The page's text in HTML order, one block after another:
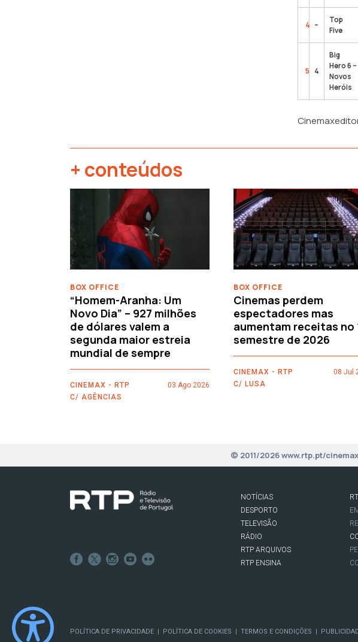
4 –
Top
Five
5 4
Big
Hero 6 –
Novos
Heróis
+ conteúdos
BOX OFFICE
“Homem-Aranha: Um
Novo Dia” – 927 milhões
de dólares valem a
segunda maior estreia
mundial de sempre
CINEMAX - RTP
C/ AGÊNCIAS
03 Ago 2026
BOX OFFICE
Cinemas perdem
espectadores mas
aumentam receitas no
semestre de 2026
CINEMAX - RTP
C/ LUSA
08 Jul
© 2011/2026 www.rtp.pt/
NOTÍCIAS
DESPORTO
TELEVISÃO
RÁDIO
RTP ARQUIVOS
RTP ENSINA
POLÍTICA DE PRIVACIDADE POLÍTICA DE COOKIES TERMOS E CONDIÇÕES